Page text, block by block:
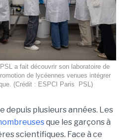
PSL a fait découvrir son laboratoire de
de lycéennes venues intégrer
(Crédit : ESPCI Paris  PSL)
depuis plusieurs années. Les
que les garçons à
scientifiques. Face à ce